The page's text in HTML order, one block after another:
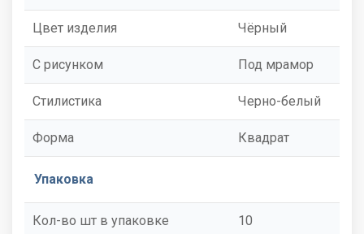
Цвет изделия Чёрный
С рисунком Под мрамор
Стилистика Черно-белый
Форма Квадрат
Упаковка
Кол-во шт в упаковке 10